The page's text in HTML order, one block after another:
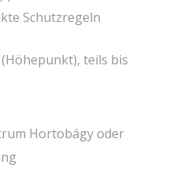
​Schutzregeln
teils bis
Hortobágy oder